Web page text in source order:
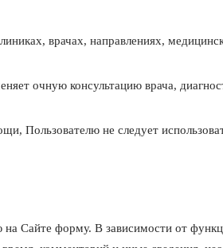
врачах, направлениях,
очную консультацию врача,
Пользователю не следует
на Сайте форму. В зависимости от